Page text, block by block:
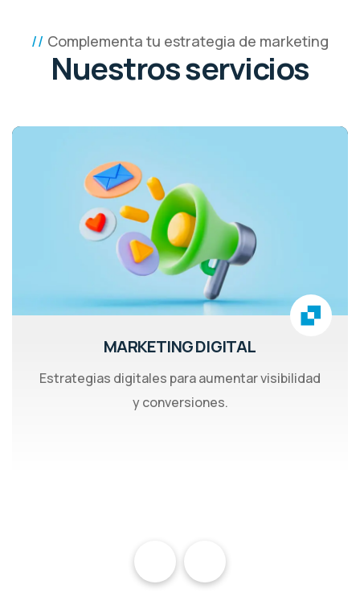
Complementa tu estrategia de marketing
Nuestros servicios
MARKETING DIGITAL
Estrategias digitales para aumentar visibilidad
y conversiones.